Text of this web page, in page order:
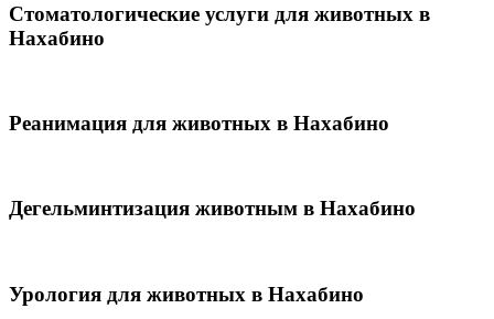
Стоматологические услуги для животных в
Нахабино
Реанимация для животных в Нахабино
Дегельминтизация животным в Нахабино
Урология для животных в Нахабино